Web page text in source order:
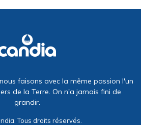
faisons avec la même passion l'un
de la Terre. On n'a jamais fini de
grandir.
Tous droits réservés.